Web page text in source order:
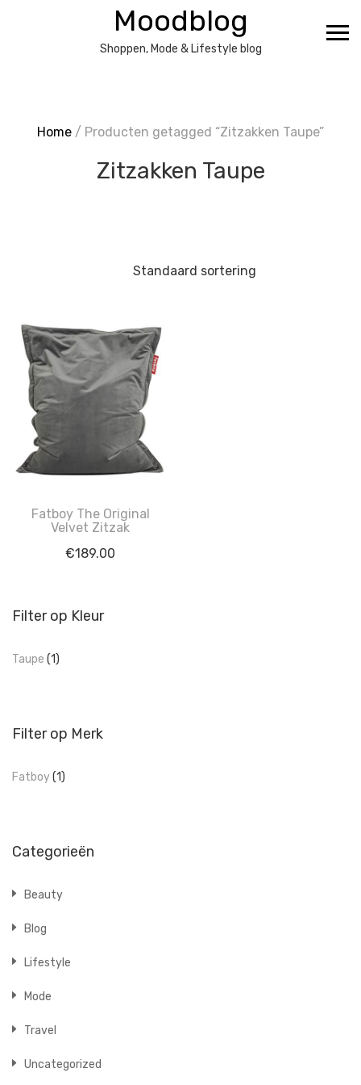
Moodblog
Shoppen, Mode & Lifestyle blog
Home / Producten getagged “Zitzakken Taupe”
Zitzakken Taupe
Fatboy The Original
Velvet Zitzak
€189.00
Filter op Kleur
Taupe (1)
Filter op Merk
Fatboy(1)
Categorieën
Beauty
Blog
Lifestyle
Mode
Travel
Uncategorized